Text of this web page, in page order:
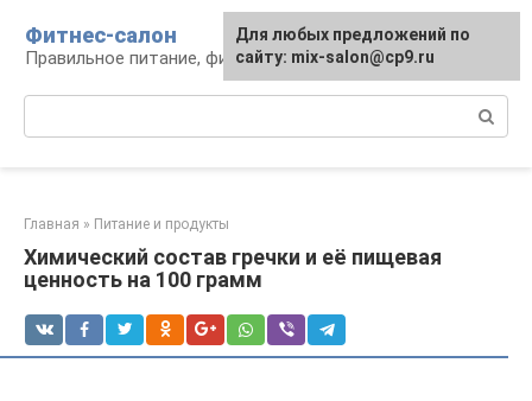
контенту
Фитнес-салон
Правильное питание, фитнес, образ жизни
Главная » Питание и продукты
Химический состав гречки и её пищевая
ценность на 100 грамм
Для любых предложений по
сайту: mix-salon@cp9.ru